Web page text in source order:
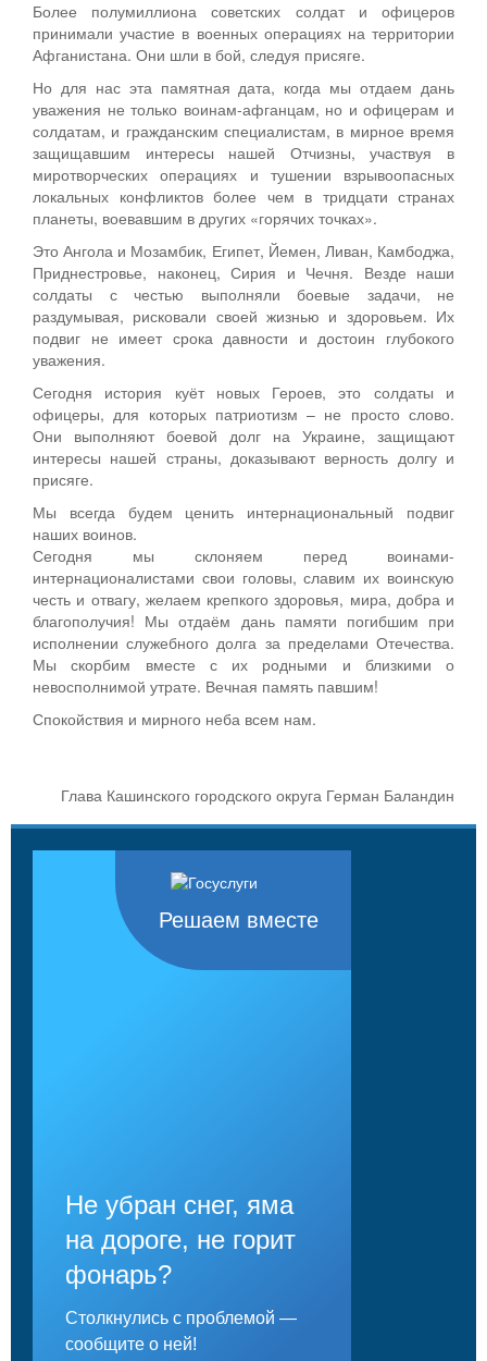
Более полумиллиона советских солдат и офицеров
принимали участие в военных операциях на территории
Афганистана. Они шли в бой, следуя присяге.
Но для нас эта памятная дата, когда мы отдаем дань
уважения не только воинам-афганцам, но и офицерам и
солдатам, и гражданским специалистам, в мирное время
защищавшим интересы нашей Отчизны, участвуя в
миротворческих операциях и тушении взрывоопасных
локальных конфликтов более чем в тридцати странах
планеты, воевавшим в других «горячих точках».
Это Ангола и Мозамбик, Египет, Йемен, Ливан, Камбоджа,
Приднестровье, наконец, Сирия и Чечня. Везде наши
солдаты с честью выполняли боевые задачи, не
раздумывая, рисковали своей жизнью и здоровьем. Их
подвиг не имеет срока давности и достоин глубокого
уважения.
Сегодня история куёт новых Героев, это солдаты и
офицеры, для которых патриотизм – не просто слово.
Они выполняют боевой долг на Украине, защищают
интересы нашей страны, доказывают верность долгу и
присяге.
Мы всегда будем ценить интернациональный подвиг
наших воинов.
Сегодня мы склоняем перед воинами-
интернационалистами свои головы, славим их воинскую
честь и отвагу, желаем крепкого здоровья, мира, добра и
благополучия! Мы отдаём дань памяти погибшим при
исполнении служебного долга за пределами Отечества.
Мы скорбим вместе с их родными и близкими о
невосполнимой утрате. Вечная память павшим!
Спокойствия и мирного неба всем нам.
Глава Кашинского городского округа Герман Баландин
Решаем вместе
Не убран снег, яма
на дороге, не горит
фонарь?
Столкнулись с проблемой —
сообщите о ней!